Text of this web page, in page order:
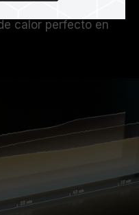
calor perfecto en